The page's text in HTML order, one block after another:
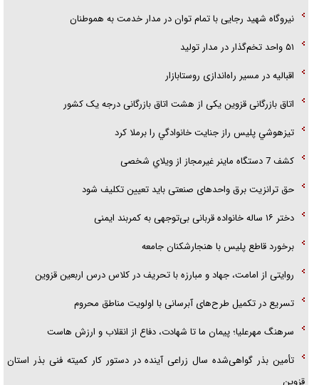
نیروگاه شهید رجایی با تمام توان در مدار خدمت به هموطنان
۵۱ واحد تخم‌گذار در مدار تولید
اقبالیه در مسیر راه‌اندازی روستابازار
اتاق بازرگانی قزوین یکی از هشت اتاق بازرگانی درجه یک کشور
تيزهوشي پليس راز جنايت خانوادگي را برملا کرد
کشف 7 دستگاه ماينر غيرمجاز از ويلاي شخصی
حق ترانزیت برق واحدهای صنعتی باید تعیین تکلیف شود
دختر ۱۶ ساله خانواده قربانی بی‌توجهی به کمربند ایمنی
برخورد قاطع پلیس با هنجارشکنان جامعه
روایتی از امامت، جهاد و مبارزه با تحریف در کلاس درس اربعین قزوین
تسریع در تکمیل طرح‌های آبرسانی با اولویت مناطق محروم
سرهنگ مهرعلیا؛ پیمان ما تا شهادت، دفاع از انقلاب و ارزش هاست
تأمین بذر گواهی‌شده سال زراعی آینده در دستور کار کمیته فنی بذر استان
قزوین